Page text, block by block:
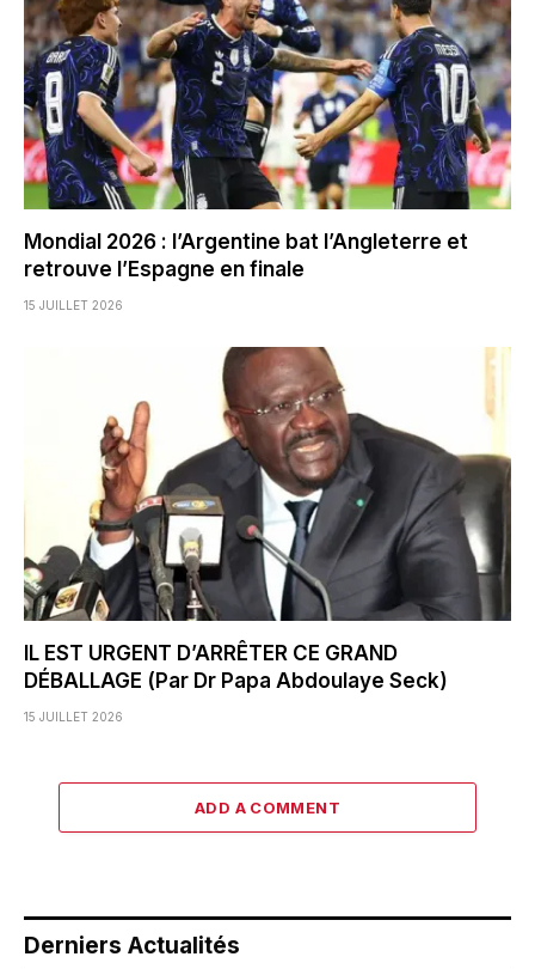
Mondial 2026 : l’Argentine bat l’Angleterre et
retrouve l’Espagne en finale
15 JUILLET 2026
IL EST URGENT D’ARRÊTER CE GRAND
DÉBALLAGE (Par Dr Papa Abdoulaye Seck)
15 JUILLET 2026
ADD A COMMENT
Derniers Actualités